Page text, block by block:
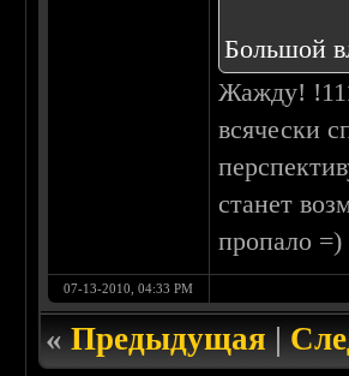
Большой
Жажду!
всячески
станет
пропало
07-13-2010, 04:33 PM
«Предыдущая|